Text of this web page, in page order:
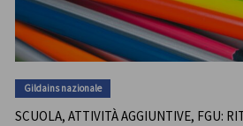
Gildains nazionale
SCUOLA, ATTIVITÀ AGGIUNTIVE, FGU: